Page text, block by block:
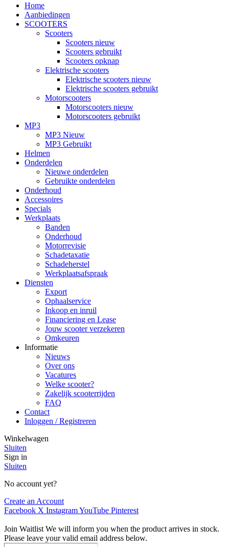
Home
Aanbiedingen
SCOOTERS
Scooters
Scooters nieuw
Scooters gebruikt
Scooters opknap
Elektrische scooters
Elektrische scooters nieuw
Elektrische scooters gebruikt
Motorscooters
Motorscooters nieuw
Motorscooters gebruikt
MP3
MP3 Nieuw
MP3 Gebruikt
Helmen
Onderdelen
Nieuwe onderdelen
Gebruikte onderdelen
Onderhoud
Accessoires
Specials
Werkplaats
Banden
Onderhoud
Motorrevisie
Schadetaxatie
Schadeherstel
Werkplaatsafspraak
Diensten
Export
Ophaalservice
Inkoop en inruil
Financiering en Lease
Jouw scooter verzekeren
Omkeuren
Informatie
Nieuws
Over ons
Vacatures
Welke scooter?
Zakelijk scooterrijden
FAQ
Contact
Inloggen / Registreren
Winkelwagen
Sluiten
Sign in
Sluiten
No account yet?
Create an Account
Facebook X InstagramYouTube Pinterest
Join Waitlist We will inform you when the product arrives in stock.
Please leave your valid email address below.